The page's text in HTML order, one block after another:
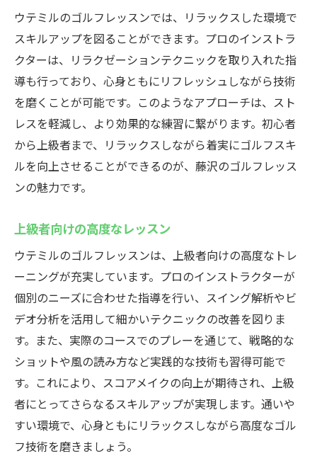
ウテミルのゴルフレッスンでは、リラックスした環境で
スキルアップを図ることができます。プロのインストラ
クターは、リラクゼーションテクニックを取り入れた指
導も行っており、心身ともにリフレッシュしながら技術
を磨くことが可能です。このようなアプローチは、スト
レスを軽減し、より効果的な練習に繋がります。初心者
から上級者まで、リラックスしながら着実にゴルフスキ
ルを向上させることができるのが、藤沢のゴルフレッス
ンの魅力です。
上級者向けの高度なレッスン
ウテミルのゴルフレッスンは、上級者向けの高度なトレ
ーニングが充実しています。プロのインストラクターが
個別のニーズに合わせた指導を行い、スイング解析やビ
デオ分析を活用して細かいテクニックの改善を図りま
す。また、実際のコースでのプレーを通じて、戦略的な
ショットや風の読み方など実践的な技術も習得可能で
す。これにより、スコアメイクの向上が期待され、上級
者にとってさらなるスキルアップが実現します。通いや
すい環境で、心身ともにリラックスしながら高度なゴル
フ技術を磨きましょう。